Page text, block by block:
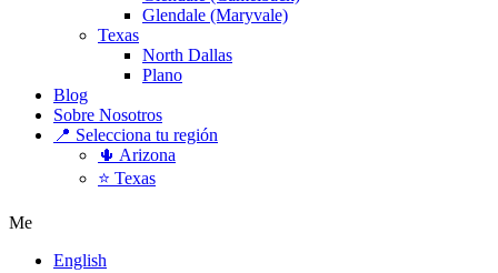
Glendale (Maryvale)
Texas
North Dallas
Plano
Blog
Sobre Nosotros
📍 Selecciona tu región
🌵 Arizona
⭐ Texas
Me
English